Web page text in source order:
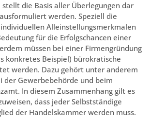
stellt die Basis aller Überlegungen dar
werden. Speziell die
Alleinstellungsmerkmalen
für die Erfolgschancen einer
müssen bei einer Firmengründung
konkretes Beispiel) bürokratische
werden. Dazu gehört unter anderem
der Gewerbebehörde und beim
In diesem Zusammenhang gilt es
dass jeder Selbstständige
der Handelskammer werden muss.